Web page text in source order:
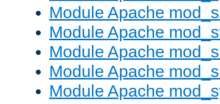
Module Apache
Module Apache
Module Apache
Module Apache
Module Apache